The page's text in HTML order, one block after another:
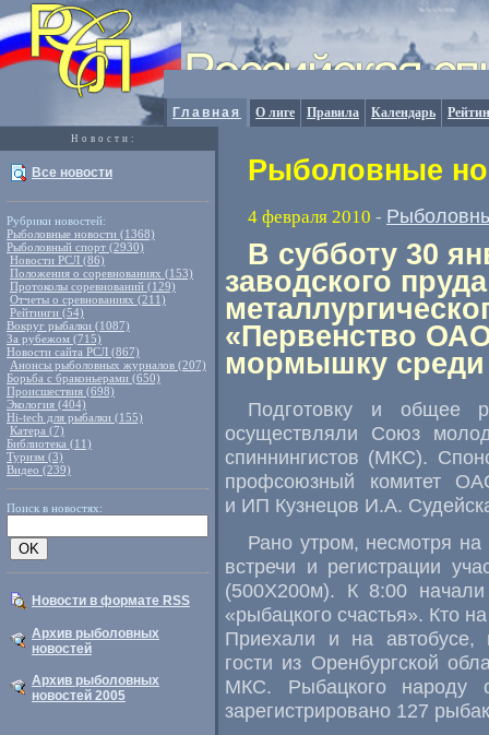
Главная О лиге Правила Календарь
Новости:
Все новости
Рубрики новостей:
Рыболовные новости (1368)
Рыболовный спорт (2930)
Новости РСЛ (86)
Положения о соревнованиях (153)
Протоколы соревнований (129)
Отчеты о сревнованиях (211)
Рейтинги (54)
Вокруг рыбалки (1087)
За рубежом (715)
Новости сайта РСЛ (867)
Анонсы рыболовных журналов (207)
Борьба с браконьерами (650)
Происшествия (698)
Экология (404)
Hi-tech для рыбалки (155)
Катера (7)
Библиотека (11)
Туризм (3)
Видео (239)
Поиск в новостях:
Новости в формате RSS
Архив рыболовных
новостей
Архив рыболовных
новостей 2005
Рыболовные
4 февраля 2010 -
В субботу 30
заводского
«Первенство
мормышку
Подготовку и общее
осуществляли Союз
спиннингистов (МКС).
профсоюзный комитет
и ИП Кузнецов И.А.
Рано утром, несмотря
встречи и регистрации
(500Х200м). К 8:00
«рыбацкого счастья». Кто
Приехали и на
гости из Оренбургской
МКС. Рыбацкого народу
зарегистрировано 127